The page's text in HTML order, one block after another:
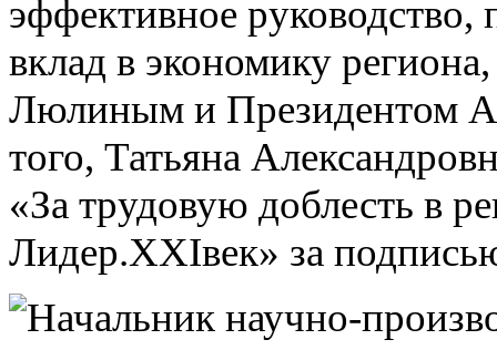
эффективное
вклад в экономику
Люлиным и Президентом
того, Татьяна
«За трудовую доблесть в
Лидер.XXIвек» за